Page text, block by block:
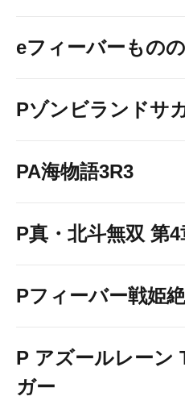
eフィーバーもの
Pゾンビランドサ
PA海物語3R3
P真・北斗無双 第
Pフィーバー戦姫
P アズールレーン
ガー